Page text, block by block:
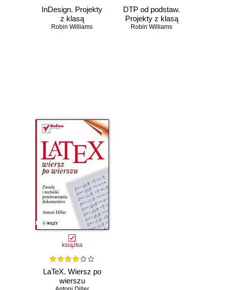
InDesign. Projekty
z klasą
Robin Williams
DTP od podstaw.
Projekty z klasą
Robin Williams
książka
LaTeX. Wiersz po
wierszu